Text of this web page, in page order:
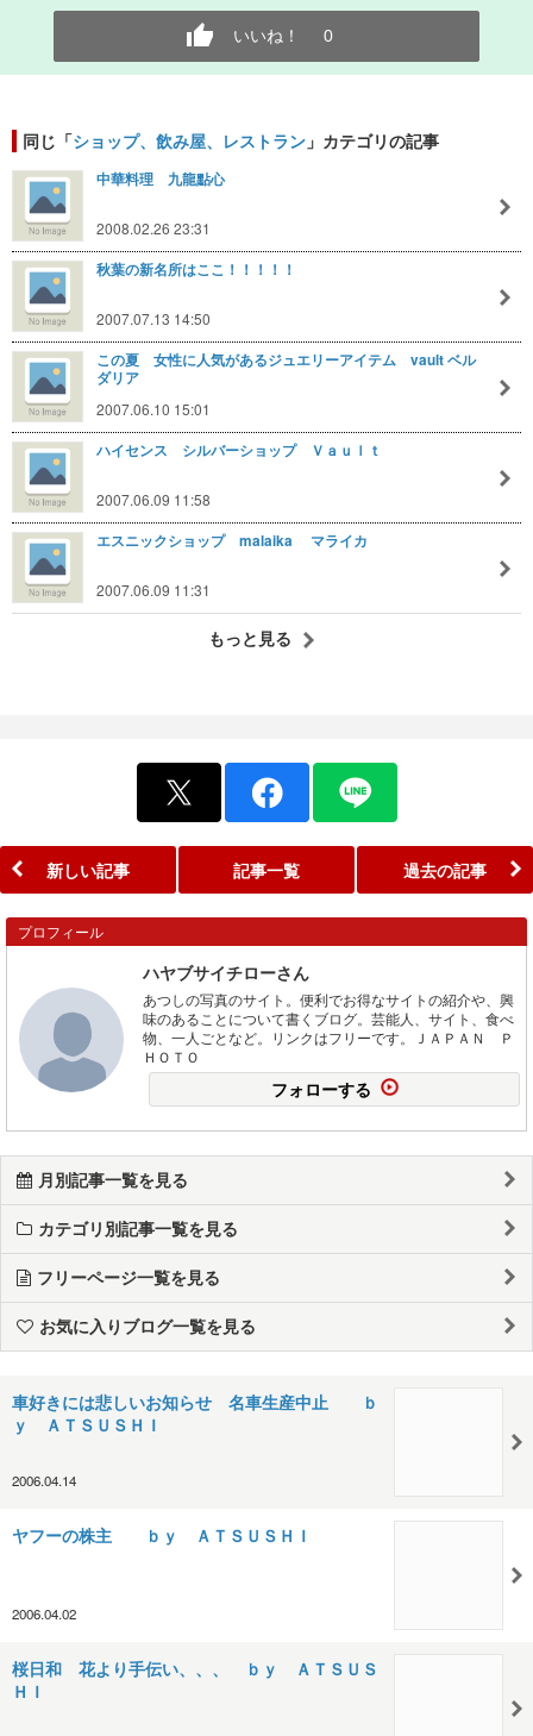
いいね！ 0
同じ「ショップ、飲み屋、レストラン 」カテゴリの記事
中華料理 九龍點心
2008.02.26 23:31
秋葉の新名所はここ！！！！！
2007.07.13 14:50
この夏 女性に人気があるジュエリーアイテム vault ベル
ダリア
2007.06.10 15:01
ハイセンス シルバーショップ Ｖａｕｌｔ
2007.06.09 11:58
エスニックショップ malaika マライカ
2007.06.09 11:31
もっと見る
新しい記事 記事一覧 過去の記事
プロフィール
ハヤブサイチローさん
あつしの写真のサイト。便利でお得なサイトの紹介や、興
味のあることについて書くブログ。芸能人、サイト、食べ
物、一人ごとなど。リンクはフリーです。ＪＡＰＡＮ Ｐ
ＨＯＴＯ
フォローする
月別記事一覧を見る
カテゴリ別記事一覧を見る
フリーページ一覧を見る
お気に入りブログ一覧を見る
車好きには悲しいお知らせ 名車生産中止 ｂ
ｙ ＡＴＳＵＳＨＩ
2006.04.14
ヤフーの株主 ｂｙ ＡＴＳＵＳＨＩ
2006.04.02
桜日和 花より手伝い、、、 ｂｙ ＡＴＳＵＳ
ＨＩ